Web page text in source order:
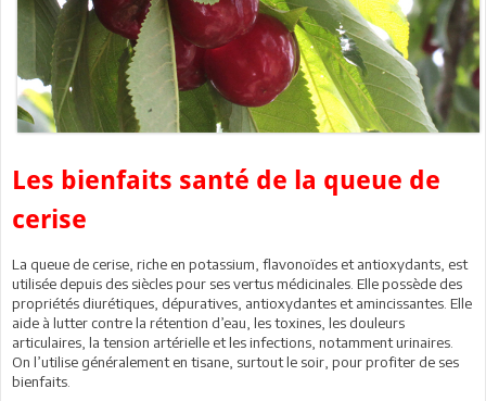
Les bienfaits santé de la queue de
cerise
La queue de cerise, riche en potassium, flavonoïdes et antioxydants, est
utilisée depuis des siècles pour ses vertus médicinales. Elle possède des
propriétés diurétiques, dépuratives, antioxydantes et amincissantes. Elle
aide à lutter contre la rétention d’eau, les toxines, les douleurs
articulaires, la tension artérielle et les infections, notamment urinaires.
On l’utilise généralement en tisane, surtout le soir, pour profiter de ses
bienfaits.